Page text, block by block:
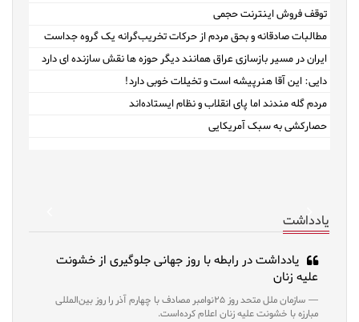
توقف فروش اینترنت حجمی
مطالبات صادقانه و بحق مردم از حرکات تخریب‌گرانه یک گروه جداست
ایران در مسیر بازسازی عراق همانند دیگر حوزه ها نقش سازنده ای دارد
دایی: این آقا هنرپیشه است و تخیلات خوبی دارد!
مردم گله مندند اما پای انقلاب و نظام ایستاده‌اند
حصارکشی به سبک آمریکایی
Next
یادداشت
یادداشت در رابطه با روز جهانی جلوگیری از خشونت
علیه زنان
سازمان ملل متحد روز ۲۵نوامبر مصادف با چهارم آذر را روز بین‌المللی
مبارزه با خشونت علیه زنان اعلام کرده‌است.